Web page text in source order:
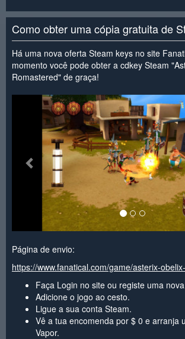
Como obter uma cópia gratuita de
Há uma nova oferta Steam keys no site
momento você pode obter a cdkey Steam
Romastered" de graça!
Página de envio:
https://www.fanatical.com/game/asterix-
Faça Login no site ou registe uma
Adicione o jogo ao cesto.
Ligue a sua conta Steam.
Vê a tua encomenda por $ 0 e arranja
Vapor.